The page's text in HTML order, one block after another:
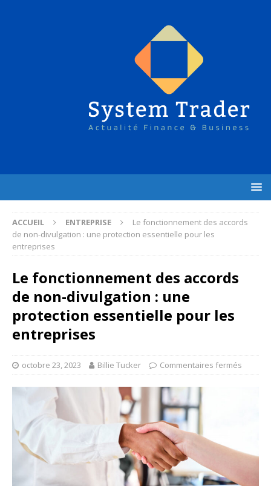
ACCUEIL ENTREPRISE
Le fonctionnement des accords
de non-divulgation : une protection essentielle pour les
entreprises
Le fonctionnement des accords
de non-divulgation : une
protection essentielle pour les
entreprises
octobre 23, 2023 Billie Tucker Commentaires fermés